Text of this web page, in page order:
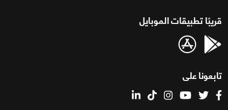
قريبًا تطبيقات الموبايل
تابعونا على